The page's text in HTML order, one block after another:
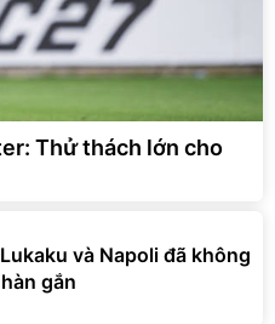
Thử thách lớn cho
và Napoli đã không
gắn